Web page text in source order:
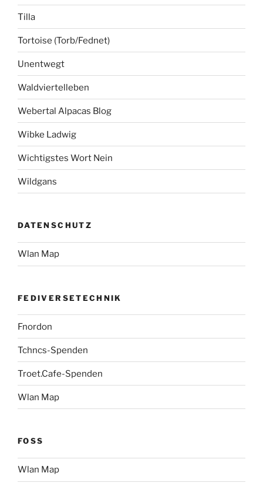
Tilla
Tortoise (Torb/Fednet)
Unentwegt
Waldviertelleben
Webertal Alpacas Blog
Wibke Ladwig
Wichtigstes Wort Nein
Wildgans
DATENSCHUTZ
Wlan Map
FEDIVERSETECHNIK
Fnordon
Tchncs-Spenden
Troet.Cafe-Spenden
Wlan Map
FOSS
Wlan Map